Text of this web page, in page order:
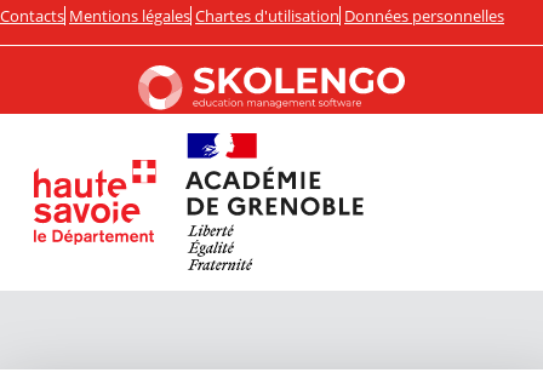
Contacts Mentions légales Chartes d'utilisation Données personnelles